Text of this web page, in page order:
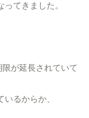
てきました。
が延長されていて
るからか、